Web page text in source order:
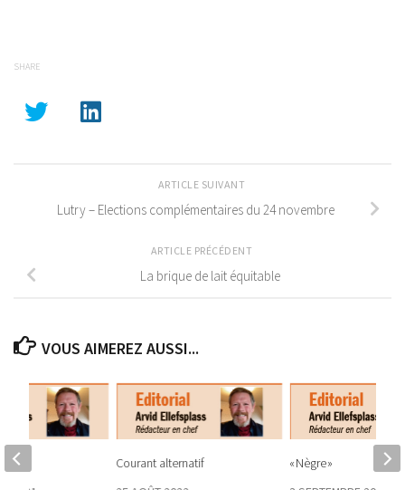
SHARE
ARTICLE SUIVANT
Lutry – Elections complémentaires du 24 novembre
ARTICLE PRÉCÉDENT
La brique de lait équitable
VOUS AIMEREZ AUSSI...
Courant alternatif
« Nègre »